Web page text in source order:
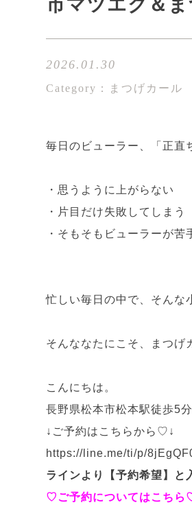
市マツエク＆
2026.01.30
Category：まつげカール
毎日のビューラー、「正直
・思うように上がらない
・片目だけ失敗してしまう
・そもそもビューラーが
忙しい毎日の中で、そんな
そんななたにこそ、まつげ
こんにちは。
長野県松本市松本駅徒歩5
↓ご予約はこちらから♡↓
https://line.me/ti/p/
ラインより【予約希望】と
♡ご予約についてはこちら